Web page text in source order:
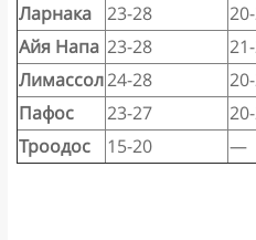
Ларнака
23-28
Айя Напа 23-28
Лимассол24-28
Пафос
23-27
Троодос
15-20 —